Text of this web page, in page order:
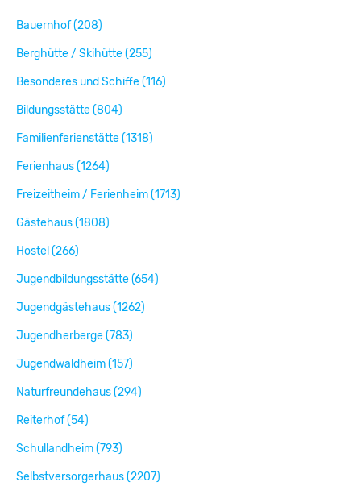
Bauernhof (208)
Berghütte / Skihütte (255)
Besonderes und Schiffe (116)
Bildungsstätte (804)
Familienferienstätte (1318)
Ferienhaus (1264)
Freizeitheim / Ferienheim (1713)
Gästehaus (1808)
Hostel (266)
Jugendbildungsstätte (654)
Jugendgästehaus (1262)
Jugendherberge (783)
Jugendwaldheim (157)
Naturfreundehaus (294)
Reiterhof (54)
Schullandheim (793)
Selbstversorgerhaus (2207)